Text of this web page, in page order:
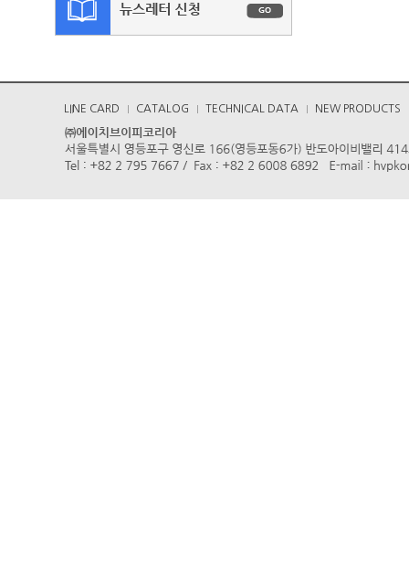
LINE CARD CATALOG TECHNICAL DATA NEW PRODUCTS